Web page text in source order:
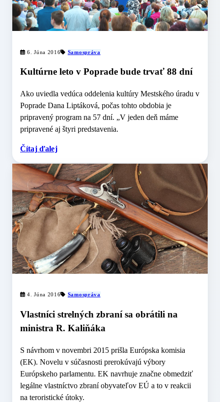
6. Júna 2016 Samospráva
Kultúrne leto v Poprade bude trvať 88 dní
Ako uviedla vedúca oddelenia kultúry Mestského úradu v
Poprade Dana Liptáková, počas tohto obdobia je
pripravený program na 57 dní. „V jeden deň máme
pripravené aj štyri predstavenia.
Čítaj ďalej
4. Júna 2016 Samospráva
Vlastníci strelných zbraní sa obrátili na
ministra R. Kaliňáka
S návrhom v novembri 2015 prišla Európska komisia
(EK). Novelu v súčasnosti prerokúvajú výbory
Európskeho parlamentu. EK navrhuje značne obmedziť
legálne vlastníctvo zbraní obyvateľov EÚ a to v reakcii
na teroristické útoky.